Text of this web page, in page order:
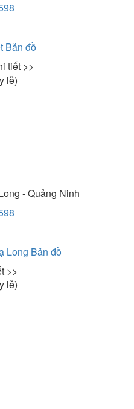
Bản đồ
tiết >>
lễ)
- Quảng Ninh
Long Bản đồ
>>
lễ)